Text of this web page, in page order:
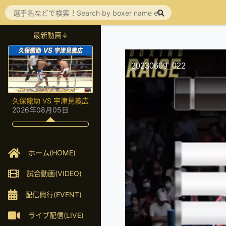
最新動画↓
久保龍助 VS 宇津見義広
2026年08月05日
ホーム(HOME)
試合動画(VIDEO)
配信興行(EVENT)
ライブ配信(LIVE)
20230609_022